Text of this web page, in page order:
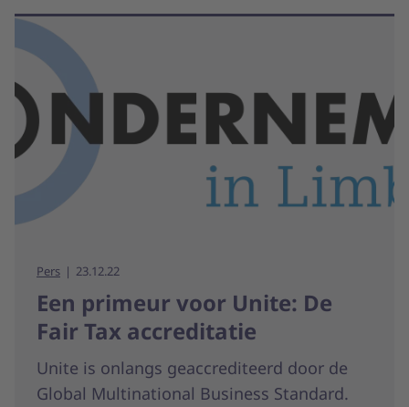
Pers 23.12.22
Een primeur voor Unite: De
Fair Tax accreditatie
Unite is onlangs geaccrediteerd door de
Global Multinational Business Standard.